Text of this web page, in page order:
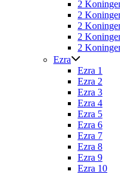
2
2
2
2
2
Ezra
Ezra 1
Ezra 2
Ezra 3
Ezra 4
Ezra 5
Ezra 6
Ezra 7
Ezra 8
Ezra 9
Ezra 10